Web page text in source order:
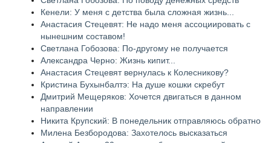
Кенели: У меня с детства была сложная жизнь...
Анастасия Стецевят: Не надо меня ассоциировать с
нынешним составом!
Светлана Гобозова: По-другому не получается
Александра Черно: Жизнь кипит...
Анастасия Стецевят вернулась к Колесникову?
Кристина Бухынбалтэ: На душе кошки скребут
Дмитрий Мещеряков: Хочется двигаться в данном
направлении
Никита Крупский: В понедельник отправляюсь обратно
Милена Безбородова: Захотелось высказаться